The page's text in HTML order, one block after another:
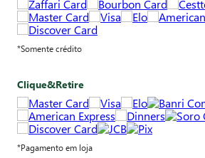
*Somente crédito
Clique&Retire
*Pagamento em loja